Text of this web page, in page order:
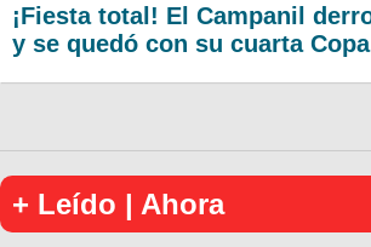
¡Fiesta total! El Campanil
y se quedó con su cuarta
+ Leído | Ahora